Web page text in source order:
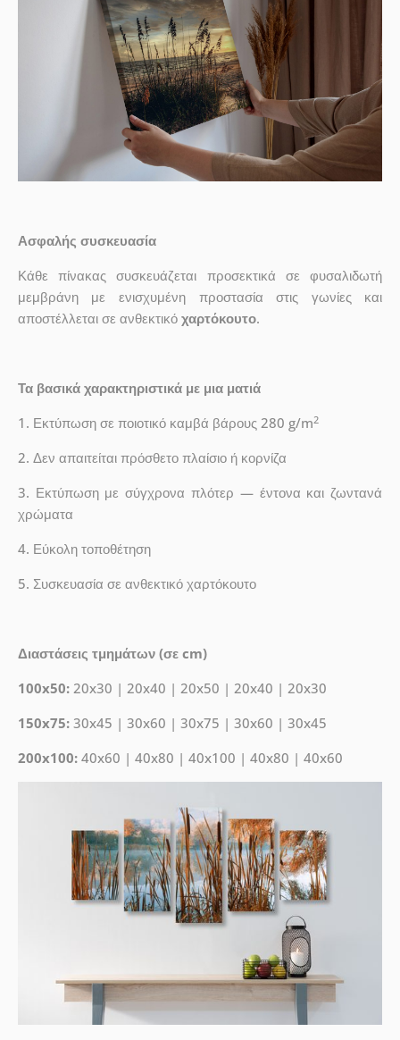
Ασφαλής συσκευασία
Κάθε πίνακας συσκευάζεται προσεκτικά σε φυσαλιδωτή
μεμβράνη με ενισχυμένη προστασία στις γωνίες και
αποστέλλεται σε ανθεκτικό χαρτόκουτο.
Τα βασικά χαρακτηριστικά με μια ματιά
1. Εκτύπωση σε ποιοτικό καμβά βάρους 280 g/m2
2. Δεν απαιτείται πρόσθετο πλαίσιο ή κορνίζα
3. Εκτύπωση με σύγχρονα πλότερ — έντονα και ζωντανά
χρώματα
4. Εύκολη τοποθέτηση
5. Συσκευασία σε ανθεκτικό χαρτόκουτο
Διαστάσεις τμημάτων (σε cm)
100x50:20x30 | 20x40 | 20x50 | 20x40 | 20x30
150x75:30x45 | 30x60 | 30x75 | 30x60 | 30x45
200x100:40x60 | 40x80 | 40x100 | 40x80 | 40x60